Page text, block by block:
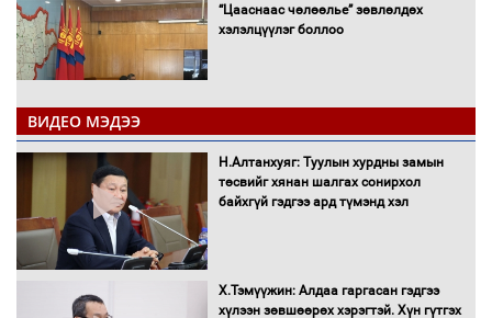
“Цааснаас чөлөөлье” зөвлөлдөх
хэлэлцүүлэг боллоо
"ДЦС-3” ТӨХК-ийн нэн шаардлагатай
“Турбингенератор-5”-ын шинэчлэлийн
төсвийг шийдвэрлэхээр болов
УИХ-ын дарга С.Бямбацогт Сутай
хайрхны тэнгэрийг тахих тахилгад
ВИДЕО МЭДЭЭ
Н.Алтанхуяг: Туулын хурдны замын
төсвийг хянан шалгах сонирхол
байхгүй гэдгээ ард түмэнд хэл
Х.Тэмүүжин: Алдаа гаргасан гэдгээ
хүлээн зөвшөөрөх хэрэгтэй. Хүн гүтгэх